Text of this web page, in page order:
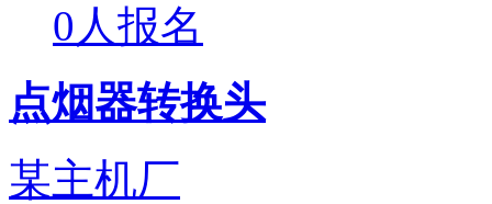
0人报名
点烟器转换头
某主机厂